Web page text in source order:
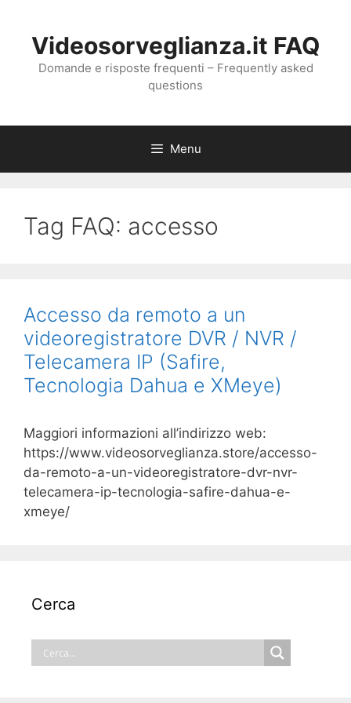
contenutoVideosorveglianza.it FAQ
Domande e risposte frequenti – Frequently asked
questions
Menu
Tag FAQ: accesso
Accesso da remoto a un
videoregistratore DVR / NVR /
Telecamera IP (Safire,
Tecnologia Dahua e XMeye)
Maggiori informazioni all’indirizzo web:
https://www.videosorveglianza.store/accesso-
da-remoto-a-un-videoregistratore-dvr-nvr-
telecamera-ip-tecnologia-safire-dahua-e-
xmeye/
Cerca